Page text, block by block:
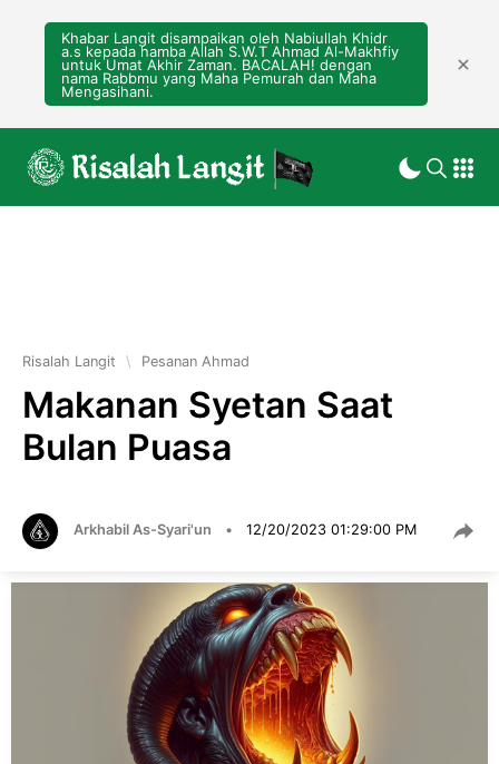
Khabar Langit disampaikan oleh Nabiullah Khidr
a.s kepada hamba Allah S.W.T Ahmad Al-Makhfiy
untuk Umat Akhir Zaman. BACALAH! dengan
nama Rabbmu yang Maha Pemurah dan Maha
Mengasihani.
Risalah Langit \ Pesanan Ahmad
Makanan Syetan Saat
Bulan Puasa
Arkhabil As-Syari'un • 12/20/2023 01:29:00 PM